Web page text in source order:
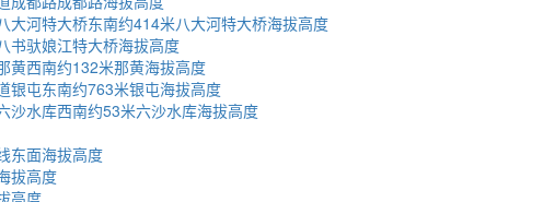
大河特大桥东南约414米八大河特大桥海拔高度
书驮娘江特大桥海拔高度
黄西南约132米那黄海拔高度
银屯东南约763米银屯海拔高度
沙水库西南约53米六沙水库海拔高度
东面海拔高度
拔高度
高度